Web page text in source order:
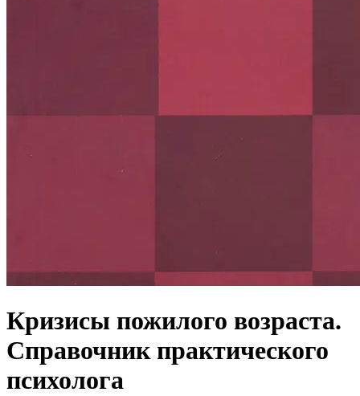
Кризисы пожилого возраста.
Справочник практического
психолога